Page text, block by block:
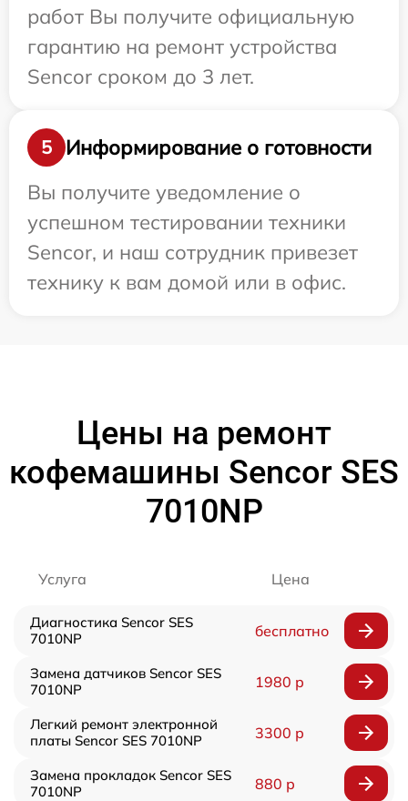
работ Вы получите официальную
гарантию на ремонт устройства
Sencor сроком до 3 лет.
5
Информирование о готовности
Вы получите уведомление о
успешном тестировании техники
Sencor, и наш сотрудник привезет
технику к вам домой или в офис.
Цены на ремонт
кофемашины Sencor SES
7010NP
Услуга Цена
Диагностика Sencor SES
7010NP
бесплатно
Замена датчиков Sencor SES
7010NP
1980 р
Легкий ремонт электронной
платы Sencor SES 7010NP
3300 р
Замена прокладок Sencor SES
7010NP
880 р